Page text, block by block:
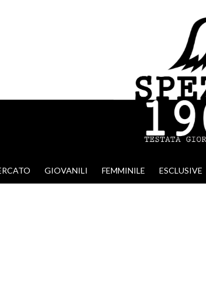
GIOVANILI FEMMINILE ESCLUSIVE